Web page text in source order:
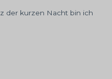
der kurzen Nacht bin ich